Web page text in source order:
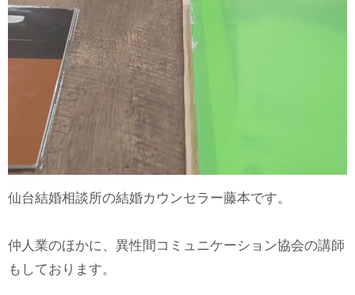
仙台結婚相談所の結婚カウンセラー藤本です。
仲人業のほかに、異性間コミュニケーション協会の講師
もしております。